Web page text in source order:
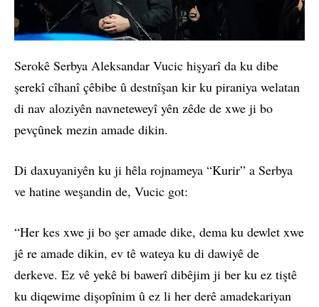
Serokê Serbya Aleksandar Vucic hişyarî da ku dibe
şerekî cîhanî çêbibe û destnîşan kir ku piraniya welatan
di nav aloziyên navneteweyî yên zêde de xwe ji bo
pevçûnek mezin amade dikin.
Di daxuyaniyên ku ji hêla rojnameya “Kurir” a Serbya
ve hatine weşandin de, Vucic got:
“Her kes xwe ji bo şer amade dike, dema ku dewlet xwe
jê re amade dikin, ev tê wateya ku di dawiyê de
derkeve. Ez vê yekê bi bawerî dibêjim ji ber ku ez tiştê
ku diqewime dişopînim û ez li her derê amadekariyan